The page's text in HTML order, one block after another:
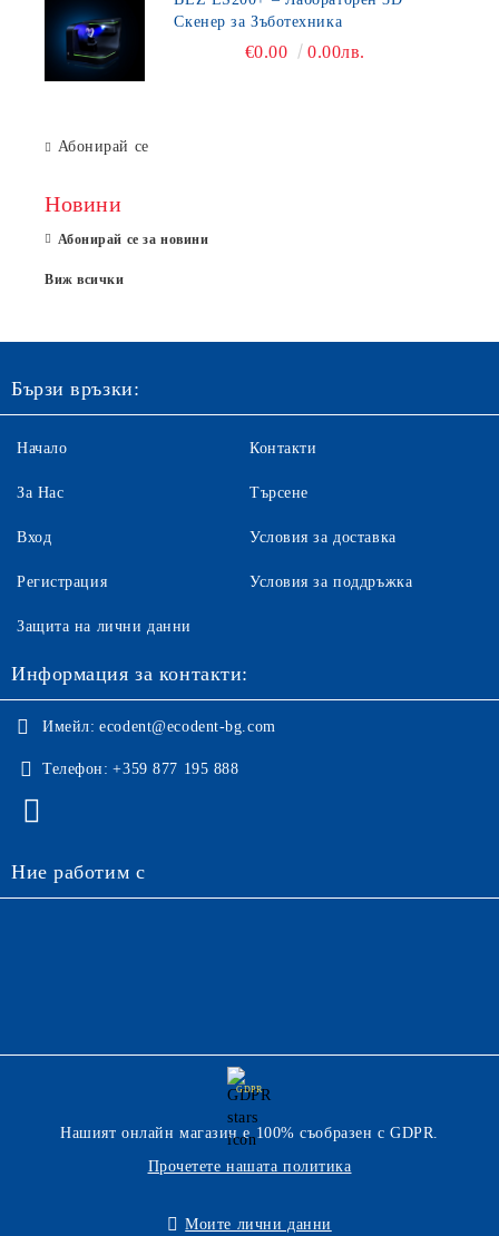
Скенер за Зъботехника
€0.00 0.00лв.
Абонирай се
Новини
Абонирай се за новини
Виж всички
Бързи връзки:
Начало
За Нас
Вход
Регистрация
Контакти
Търсене
Условия за доставка
Условия за поддръжка
Защита на лични данни
Информация за контакти:
Имейл: ecodent@ecodent-bg.com
Телефон: +359 877 195 888
Ние работим с
GDPR
Нашият онлайн магазин е 100% съобразен с GDPR.
Прочетете нашата политика
Моите лични данни